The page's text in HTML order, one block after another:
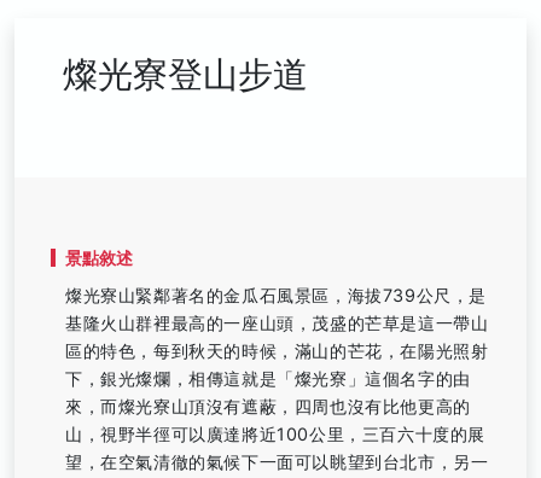
燦光寮登山步道
景點敘述
燦光寮山緊鄰著名的金瓜石風景區，海拔739公尺，是
基隆火山群裡最高的一座山頭，茂盛的芒草是這一帶山
區的特色，每到秋天的時候，滿山的芒花，在陽光照射
下，銀光燦爛，相傳這就是「燦光寮」這個名字的由
來，而燦光寮山頂沒有遮蔽，四周也沒有比他更高的
山，視野半徑可以廣達將近100公里，三百六十度的展
望，在空氣清徹的氣候下一面可以眺望到台北市，另一